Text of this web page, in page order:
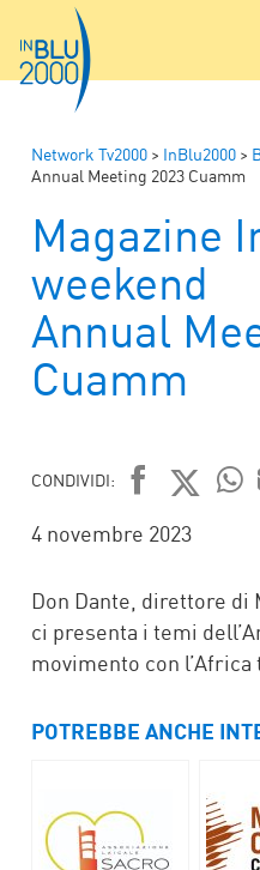
Network Tv2000 > InBlu2000 >
Annual Meeting 2023 Cuamm
Magazine
weekend
Annual
Cuamm
CONDIVIDI:
FACEBOOK
4 novembre 2023
Don Dante, direttore di
ci presenta i temi
movimento con l’Africa
POTREBBE ANCHE